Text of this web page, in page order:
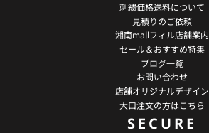
刺繍価格送料について
見積りのご依頼
湘南mallフィル店舗案内
セール＆おすすめ特集
ブログ一覧
お問い合わせ
店舗オリジナルデザイン
大口注文の方はこちら
SECURE